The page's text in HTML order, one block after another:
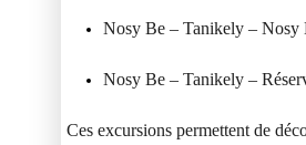
Nosy Be – Tanikely – Nosy
Nosy Be – Tanikely –
Ces excursions permettent de